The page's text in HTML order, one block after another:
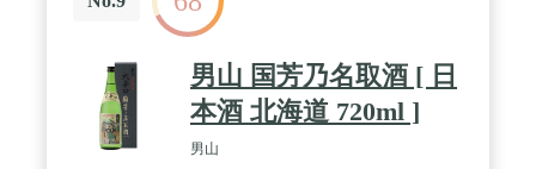
男山 国芳乃名取酒 [ 日
本酒 北海道 720ml ]
男山